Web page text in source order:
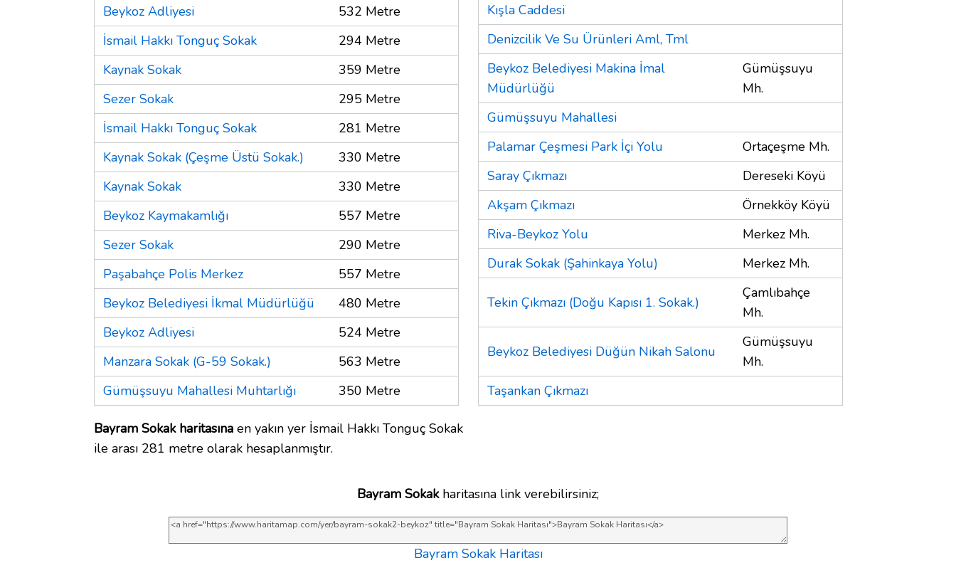
Beykoz Adliyesi
532 Metre
İsmail Hakkı Tonguç Sokak
294 Metre
Kaynak Sokak
359 Metre
Sezer Sokak
295 Metre
İsmail Hakkı Tonguç Sokak
281 Metre
Kaynak Sokak (Çeşme Üstü Sokak.)
330 Metre
Kaynak Sokak
330 Metre
Beykoz Kaymakamlığı
557 Metre
Sezer Sokak
290 Metre
Paşabahçe Polis Merkez
557 Metre
Beykoz Belediyesi İkmal Müdürlüğü
480 Metre
Beykoz Adliyesi
524 Metre
Manzara Sokak (G-59 Sokak.)
563 Metre
Gümüşsuyu Mahallesi Muhtarlığı
350 Metre
Bayram Sokak haritasına en yakın yer İsmail Hakkı Tonguç Sokak
ile arası 281 metre olarak hesaplanmıştır.
Kışla Caddesi
Denizcilik Ve Su Ürünleri Aml, Tml
Beykoz Belediyesi Makina İmal
Müdürlüğü
Gümüşsuyu
Mh.
Gümüşsuyu Mahallesi
Palamar Çeşmesi Park İçi Yolu
Ortaçeşme Mh.
Saray Çıkmazı
Dereseki Köyü
Akşam Çıkmazı
Örnekköy Köyü
Riva-Beykoz Yolu
Merkez Mh.
Durak Sokak (Şahinkaya Yolu)
Merkez Mh.
Tekin Çıkmazı (Doğu Kapısı 1. Sokak.)
Çamlıbahçe
Mh.
Beykoz Belediyesi Düğün Nikah Salonu
Gümüşsuyu
Mh.
Taşankan Çıkmazı
Bayram Sokakharitasına link verebilirsiniz;
Bayram Sokak Haritası